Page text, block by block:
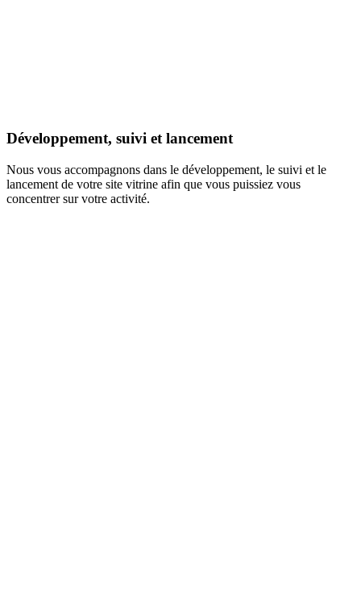
Développement, suivi et lancement
Nous vous accompagnons dans le développement, le suivi et le
lancement de votre site vitrine afin que vous puissiez vous
concentrer sur votre activité.